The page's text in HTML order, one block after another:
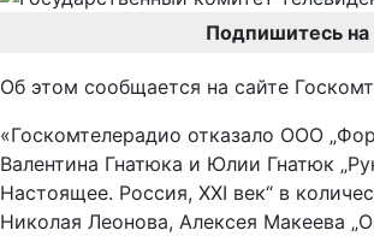
Подпишитесь на
Об этом сообщается на сайте
«Госкомтелерадио отказало ООО
Валентина Гнатюка и Юлии Гнатюк
Настоящее. Россия, XXI век“ в
Николая Леонова, Алексея Макеева